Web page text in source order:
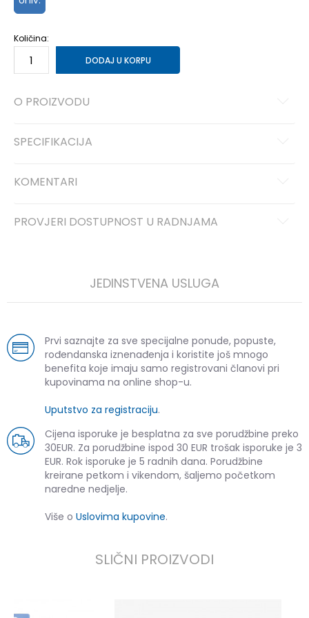
Količina:
DODAJ U KORPU
O PROIZVODU
SPECIFIKACIJA
KOMENTARI
PROVJERI DOSTUPNOST U RADNJAMA
JEDINSTVENA USLUGA
Prvi saznajte za sve specijalne ponude, popuste,
rođendanska iznenađenja i koristite još mnogo
benefita koje imaju samo registrovani članovi pri
kupovinama na online shop-u.
Uputstvo za registraciju.
Cijena isporuke je besplatna za sve porudžbine preko
30EUR. Za porudžbine ispod 30 EUR trošak isporuke je 3
EUR. Rok isporuke je 5 radnih dana. Porudžbine
kreirane petkom i vikendom, šaljemo početkom
naredne nedjelje.
Više o Uslovima kupovine.
SLIČNI PROIZVODI